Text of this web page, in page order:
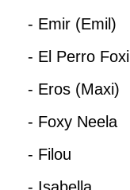
- Emir (Emil)
- El Perro Foxi
- Eros (Maxi)
- Foxy Neela
- Filou